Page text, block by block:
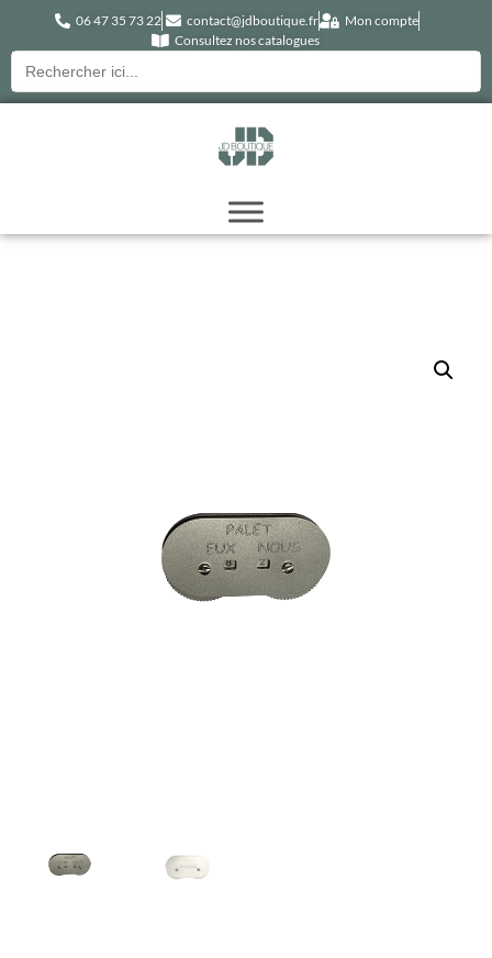
06 47 35 73 22 contact@jdboutique.fr
Mon compte
Consultez nos catalogues
Recherche
pour :